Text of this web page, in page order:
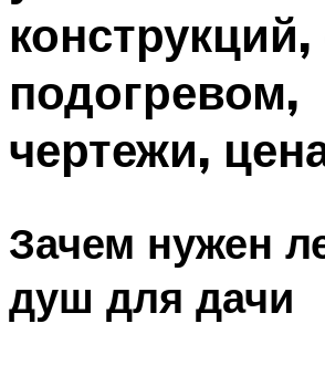
конструкций,
подогревом,
чертежи,
Зачем нужен
душ для дачи